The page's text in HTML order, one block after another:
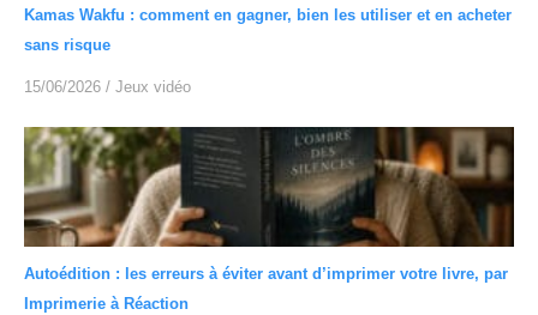
Kamas Wakfu : comment en gagner, bien les utiliser et en acheter
sans risque
15/06/2026 / Jeux vidéo
Autoédition : les erreurs à éviter avant d’imprimer votre livre, par
Imprimerie à Réaction